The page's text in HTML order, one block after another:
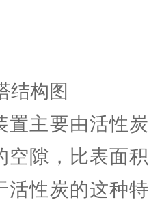
结构图
置主要由活性
空隙，比表面
活性炭的这种